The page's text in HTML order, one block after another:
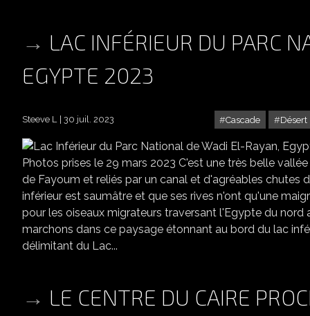
LAC INFÉRIEUR DU PARC
EGYPTE 2023
Cascade Désert
Steeve L 30 juil. 2023 LAC
Photos prises le 29 mars 2023 C'est une très belle
de Fayoum et reliés par un canal et d'agréables chutes
inférieur est saumâtre et que ses rives n'ont qu'une
pour les oiseaux migrateurs traversant l'Egypte du
marchons dans ce paysage étonnant au bord du lac
délimitant du Lac...
LE CENTRE DU CAIRE